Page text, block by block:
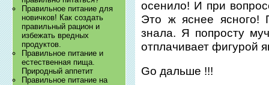
Правильное питание для
новичков! Как создать
правильный рацион и
избежать вредных
продуктов.
Правильное питание и
естественная пища.
Природный аппетит
Правильное питание на
осенило! И при
Это ж яснее ясного!
знала. Я попросту
отплачивает фигурой
Go дальше !!!